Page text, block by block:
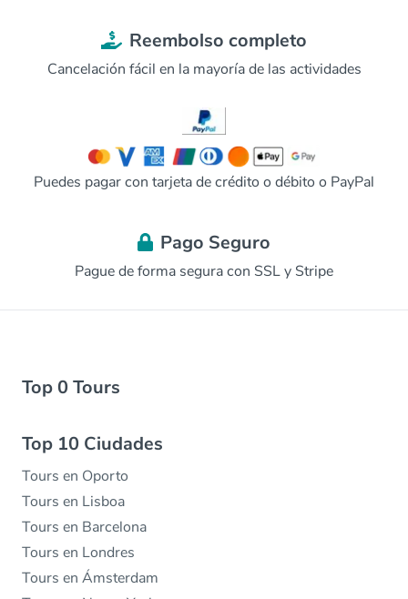
Reembolso completo
Cancelación fácil en la mayoría de las actividades
Puedes pagar con tarjeta de crédito o débito o PayPal
Pago Seguro
Pague de forma segura con SSL y Stripe
Top 0 Tours
Top 10 Ciudades
Tours en Oporto
Tours en Lisboa
Tours en Barcelona
Tours en Londres
Tours en Ámsterdam